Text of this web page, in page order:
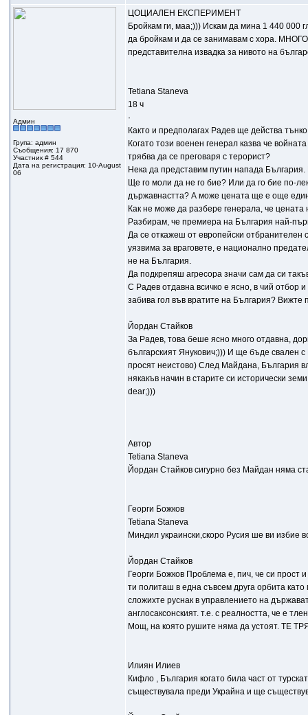
Админ
Група: админ
Съобщения: 17 870
Участник # 544
Дата на регистрация: 10-August
06
ЦОЦИАЛЕН ЕКСПЕРИМЕНТ
Бройкам ги, маа;))) Искам да мина 1 440 000
да бройкам и да се занимавам с хора.
представителна извадка за нивото на
Tetiana Staneva
18 ч
·
Както и предполагах Радев ще действа
Когато този военен генерал казва че
трябва да се преговаря с терорист?
Нека да представим путин напада
Ще го моли да не го бие? Или да го бие по-
държавнастта? А може цената ще е още
Как не може да разбере генерала, че
Разбирам, че премиера на България най-
Да се откажеш от европейски
уязвима за враговете, е национално
не на България.
Да подкрепяш агресора значи сам да си
С Радев отдавна всичко е ясно, в чий отбор
забива гол във вратите на България? Вижте
Йордан Стайков
За Радев, това беше ясно много отдавна,
българският Янукович;))) И ще бъде свален
просят неистово) След Майдана, България
някакъв начин в старите си исторически
dear;)))
Автор
Tetiana Staneva
Йордан Стайков сигурно без Майдан няма
Георги Божков
Tetiana Staneva
Миндил украински,скоро Русия ше ви избие
Йордан Стайков
Георги Божков Проблема е, пич, че си
ти политаш в една съвсем друга орбита
сложихте руснак в управлението на
англосаксонският. т.е. с реалността, че е
Мощ, на която рушите няма да устоят. ТЕ
Илиян Илиев
Кифло , България когато била част от
съществувала преди Украйна и ще